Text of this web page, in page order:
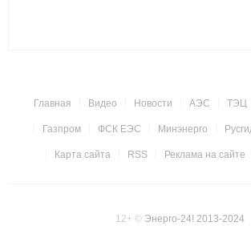
Главная Видео Новости АЭС ТЭЦ
Газпром ФСК ЕЭС Минэнерго
Карта сайта RSS Реклама на сайте
12+ © Энерго-24! 2013-2024